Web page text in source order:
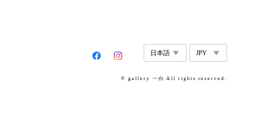
© gallery 一白 All rights reserved.